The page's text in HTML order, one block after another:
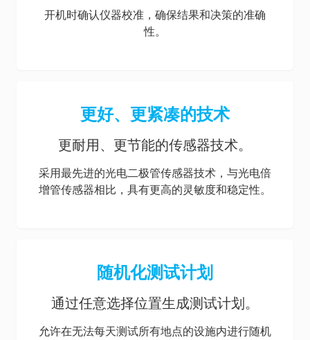
开机时确认仪器校准，确保结果和决策的准确
性。
更好、更紧凑的技术
更耐用、更节能的传感器技术。
采用最先进的光电二极管传感器技术，与光电倍
增管传感器相比，具有更高的灵敏度和稳定性。
随机化测试计划
通过任意选择位置生成测试计划。
允许在无法每天测试所有地点的设施内进行随机